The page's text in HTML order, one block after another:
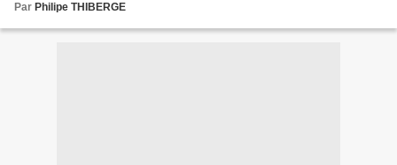
Par Philipe THIBERGE